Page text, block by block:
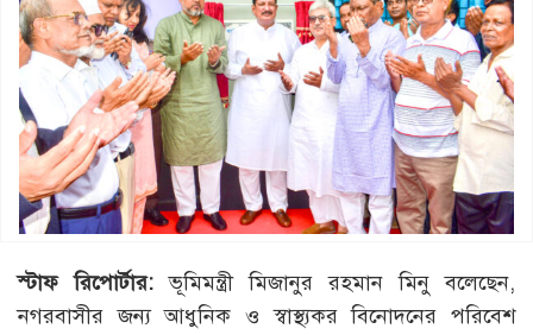
স্টাফ রিপোর্টার: ভূমিমন্ত্রী মিজানুর রহমান মিনু বলেছেন,
নগরবাসীর জন্য আধুনিক ও স্বাস্থ্যকর বিনোদনের পরিবেশ